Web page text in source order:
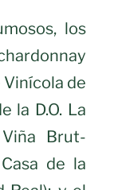
los
Vinícola de
la D.O. La
Brut-
de la